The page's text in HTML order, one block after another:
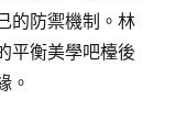
的防禦機制。林
平衡美學吧檯後
。